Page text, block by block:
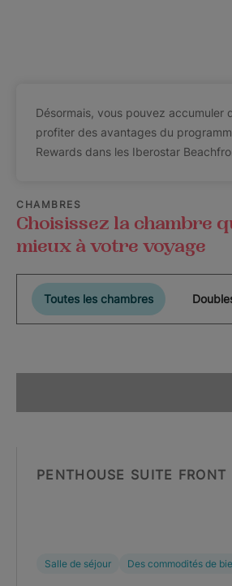
Désormais, vous pouvez accumuler
profiter des avantages du
Rewards dans les Iberostar
CHAMBRES
Choisissez la chambre
mieux à votre voyage
Toutes les chambres
PENTHOUSE SUITE FRONT
Salle de séjour Des commodités de